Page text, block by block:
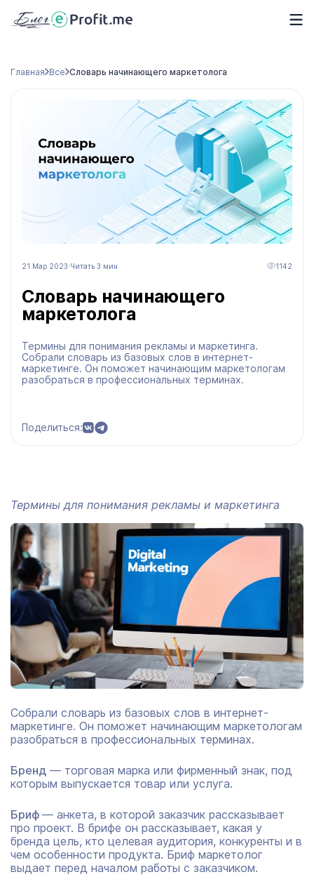
Главная Все Словарь начинающего маркетолога
21 Мар 2023·Читать 3 мин 1142
Словарь начинающего
маркетолога
Термины для понимания рекламы и маркетинга.
Собрали словарь из базовых слов в интернет-
маркетинге. Он поможет начинающим маркетологам
разобраться в профессиональных терминах.
Поделиться:
Термины для понимания рекламы и маркетинга
Собрали словарь из базовых слов в интернет-
маркетинге. Он поможет начинающим маркетологам
разобраться в профессиональных терминах.
Бренд — торговая марка или фирменный знак, под
которым выпускается товар или услуга.
Бриф — анкета, в которой заказчик рассказывает
про проект. В брифе он рассказывает, какая у
бренда цель, кто целевая аудитория, конкуренты и в
чем особенности продукта. Бриф маркетолог
выдает перед началом работы с заказчиком.